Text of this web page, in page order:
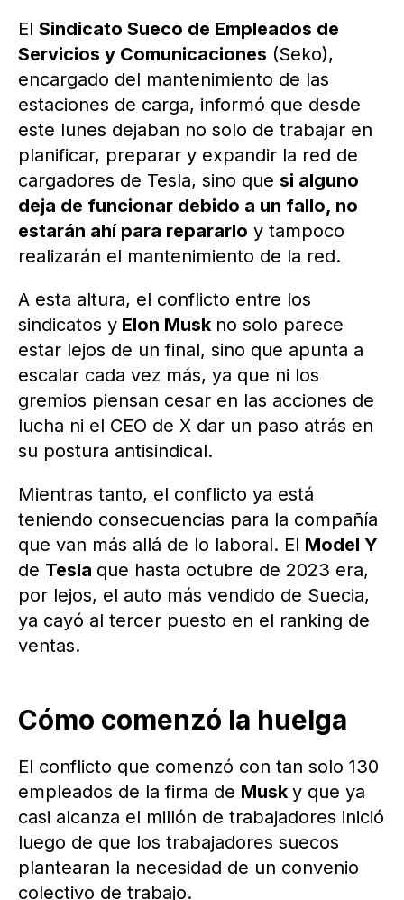
El Sindicato Sueco de Empleados de
Servicios y Comunicaciones (Seko),
encargado del mantenimiento de las
estaciones de carga, informó que desde
este lunes dejaban no solo de trabajar en
planificar, preparar y expandir la red de
cargadores de Tesla, sino que si alguno
deja de funcionar debido a un fallo, no
estarán ahí para repararlo y tampoco
realizarán el mantenimiento de la red.
A esta altura, el conflicto entre los
sindicatos y Elon Musk no solo parece
estar lejos de un final, sino que apunta a
escalar cada vez más, ya que ni los
gremios piensan cesar en las acciones de
lucha ni el CEO de X dar un paso atrás en
su postura antisindical.
Mientras tanto, el conflicto ya está
teniendo consecuencias para la compañía
que van más allá de lo laboral. El Model Y
de Tesla que hasta octubre de 2023 era,
por lejos, el auto más vendido de Suecia,
ya cayó al tercer puesto en el ranking de
ventas.
Cómo comenzó la huelga
El conflicto que comenzó con tan solo 130
empleados de la firma de Musk y que ya
casi alcanza el millón de trabajadores inició
luego de que los trabajadores suecos
plantearan la necesidad de un convenio
colectivo de trabajo.